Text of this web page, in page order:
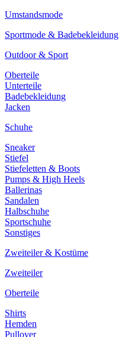
Umstandsmode
Sportmode & Badebekleidung
Outdoor & Sport
Oberteile
Unterteile
Badebekleidung
Jacken
Schuhe
Sneaker
Stiefel
Stiefeletten & Boots
Pumps & High Heels
Ballerinas
Sandalen
Halbschuhe
Sportschuhe
Sonstiges
Zweiteiler & Kostüme
Zweiteiler
Oberteile
Shirts
Hemden
Pullover